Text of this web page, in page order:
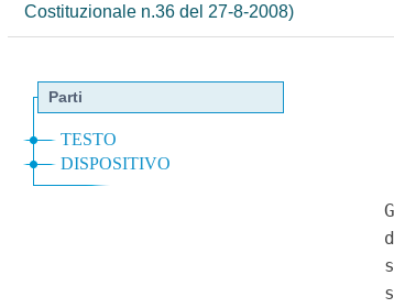
Costituzionale n.36 del 27-8-2008)